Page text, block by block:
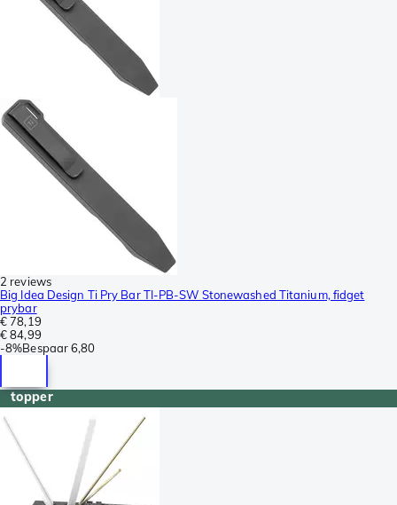
2 reviews
Big Idea Design Ti Pry Bar TI-PB-SW Stonewashed Titanium, fidget
prybar
€ 78,19
€ 84,99
-8%Bespaar6,80
topper